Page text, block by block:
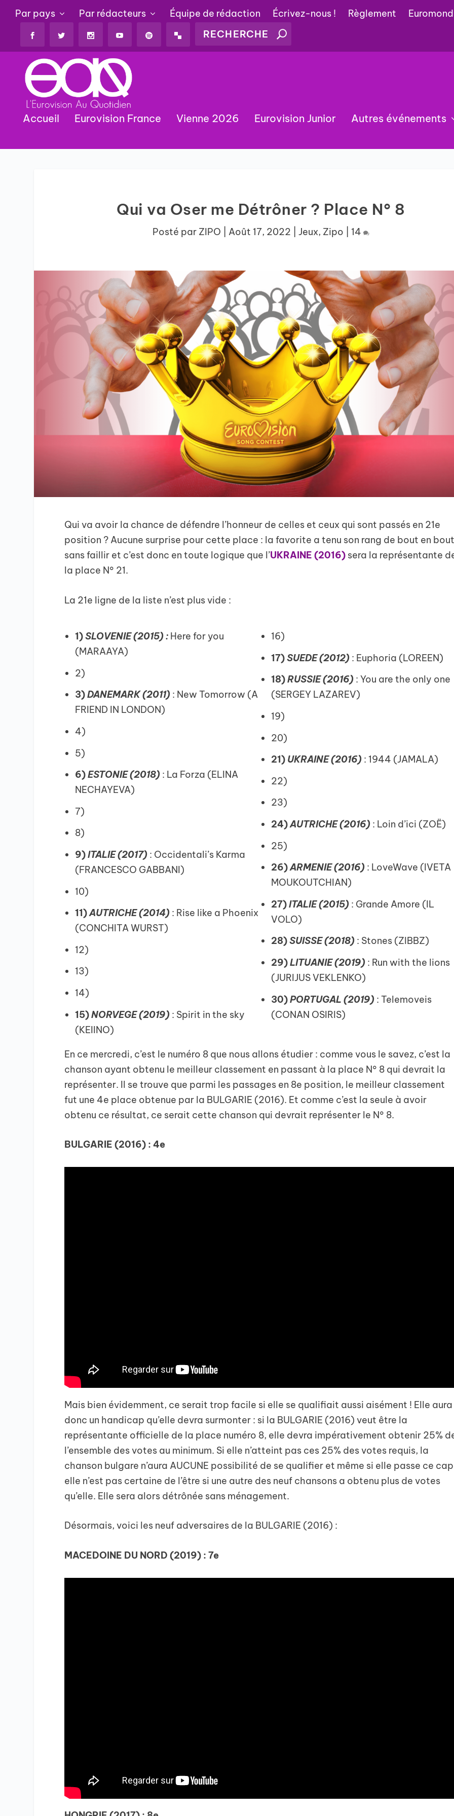
Par pays Par rédacteurs Équipe de rédaction Écrivez-nous ! Règlement
Accueil Eurovision France Vienne 2026 Eurovision Junior Autres événements
Qui va Oser me Détrôner ? Place N° 8
Posté par ZIPO Août 17, 2022 Jeux, Zipo 14
Qui va avoir la chance de défendre l’honneur de celles et ceux qui sont passés en 21e
position ? Aucune surprise pour cette place : la favorite a tenu son rang de bout en
sans faillir et c’est donc en toute logique que l’UKRAINE (2016) sera la représentante
la place N° 21.
La 21e ligne de la liste n’est plus vide :
1)SLOVENIE (2015) :Here for you
(MARAAYA)
2)
3)DANEMARK (2011): New Tomorrow (A
FRIEND IN LONDON)
4)
5)
6)ESTONIE (2018): La Forza (ELINA
NECHAYEVA)
7)
8)
9)ITALIE (2017): Occidentali’s Karma
(FRANCESCO GABBANI)
10)
11)AUTRICHE (2014): Rise like a Phoenix
(CONCHITA WURST)
12)
13)
14)
15)NORVEGE (2019): Spirit in the sky
(KEIINO)
16)
17)SUEDE (2012) : Euphoria (LOREEN)
18)RUSSIE (2016) : You are the only one
(SERGEY LAZAREV)
19)
20)
21) UKRAINE (2016) : 1944 (JAMALA)
22)
23)
24)AUTRICHE (2016) : Loin d’ici (ZOË)
25)
26)ARMENIE (2016) : LoveWave (IVETA
MOUKOUTCHIAN)
27)ITALIE (2015) : Grande Amore (IL
VOLO)
28)SUISSE (2018) : Stones (ZIBBZ)
29)LITUANIE (2019) : Run with the lions
(JURIJUS VEKLENKO)
30)PORTUGAL (2019) : Telemoveis
(CONAN OSIRIS)
En ce mercredi, c’est le numéro 8 que nous allons étudier : comme vous le savez, c’est la
chanson ayant obtenu le meilleur classement en passant à la place N° 8 qui devrait la
représenter. Il se trouve que parmi les passages en 8e position, le meilleur classement
fut une 4e place obtenue par la BULGARIE (2016). Et comme c’est la seule à avoir
obtenu ce résultat, ce serait cette chanson qui devrait représenter le N° 8.
BULGARIE (2016) : 4e
Mais bien évidemment, ce serait trop facile si elle se qualifiait aussi aisément ! Elle aura
donc un handicap qu’elle devra surmonter : si la BULGARIE (2016) veut être la
représentante officielle de la place numéro 8, elle devra impérativement obtenir 25%
l’ensemble des votes au minimum. Si elle n’atteint pas ces 25% des votes requis, la
chanson bulgare n’aura AUCUNE possibilité de se qualifier et même si elle passe ce
elle n’est pas certaine de l’être si une autre des neuf chansons a obtenu plus de votes
qu’elle. Elle sera alors détrônée sans ménagement.
Désormais, voici les neuf adversaires de la BULGARIE (2016) :
MACEDOINE DU NORD (2019) : 7e